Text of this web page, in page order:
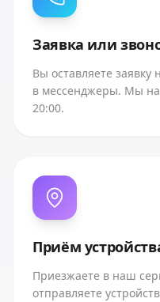
Заявка или
Вы оставляете
в мессенджеры. Мы на
20:00.
Приём
Приезжаете в наш
отправляете